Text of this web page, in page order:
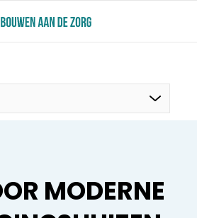
Zorg | Vakblad over bouw en
MODERNE